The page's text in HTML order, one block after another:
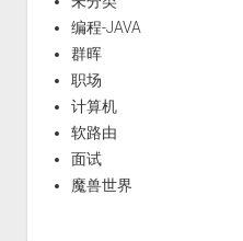
编程-JAVA
群晖
职场
计算机
软路由
面试
魔兽世界